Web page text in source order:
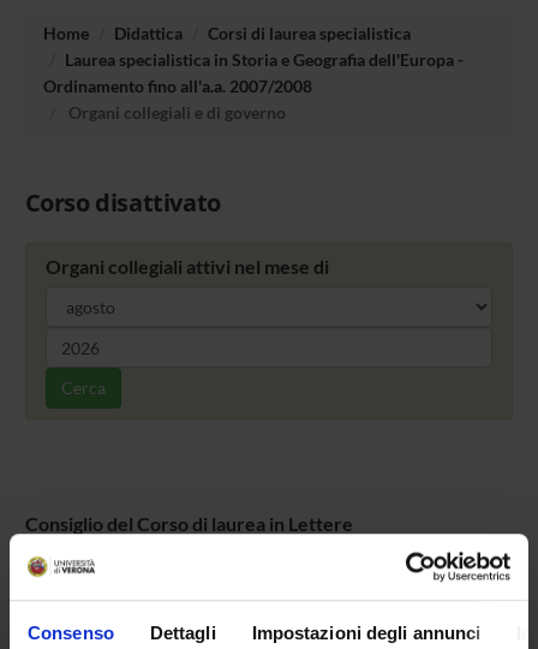
Consenso Dettagli Impostazioni degli annunci
Home Didattica
Corsi di laurea specialistica
Laurea specialistica in Storia e Geografia dell'Europa -
Ordinamento fino all'a.a. 2007/2008
Organi collegiali e di governo
Corso disattivato
Organi collegiali attivi nel mese di
Cerca
Consiglio del Corso di laurea in Lettere